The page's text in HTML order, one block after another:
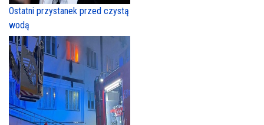
Ostatni przystanek przed czystą
wodą